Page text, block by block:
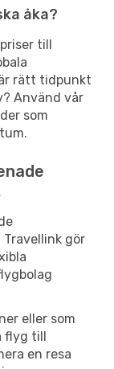
åka?
till
rätt tidpunkt
Använd vår
som
gör
eller som
flyg till
en resa